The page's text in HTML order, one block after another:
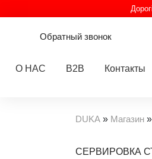
Обратный звонок
О НАС B2B Контакты
DUKA » Магазин »
СЕРВИРОВКА